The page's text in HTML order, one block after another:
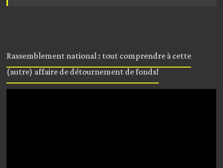
Rassemblement national : tout comprendre à cette
(autre) affaire de détournement de fonds!